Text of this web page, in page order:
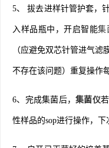
5、 拔去进样针管护套，
入样品瓶中，开启智能集
（应避免双芯针管进气
不存在该问题）重复操作
6、完成集菌后， 集菌仪
性样品的sop进行操作，下